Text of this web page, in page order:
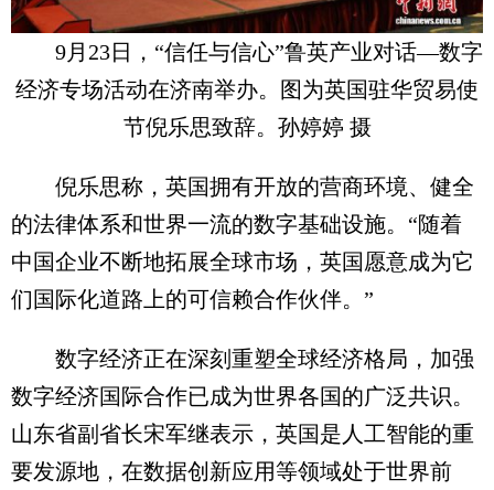
9月23日，“信任与信心”鲁英产业对话—数字
经济专场活动在济南举办。图为英国驻华贸易使
节倪乐思致辞。孙婷婷 摄
倪乐思称，英国拥有开放的营商环境、健全
的法律体系和世界一流的数字基础设施。“随着
中国企业不断地拓展全球市场，英国愿意成为它
们国际化道路上的可信赖合作伙伴。”
数字经济正在深刻重塑全球经济格局，加强
数字经济国际合作已成为世界各国的广泛共识。
山东省副省长宋军继表示，英国是人工智能的重
要发源地，在数据创新应用等领域处于世界前